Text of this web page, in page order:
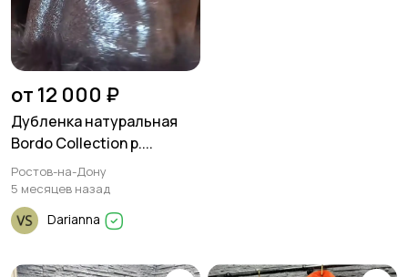
от 12 000 ₽
Дубленка натуральная
Bordo Collection р....
Ростов-на-Дону
5 месяцев назад
Darianna